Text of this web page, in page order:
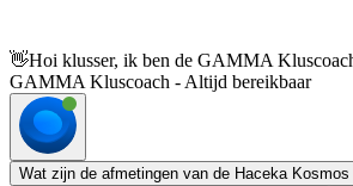
👋Hoi klusser, ik ben de GAMMA
GAMMA Kluscoach - Altijd bereikbaar
Wat zijn de afmetingen van de Haceka Kosmos